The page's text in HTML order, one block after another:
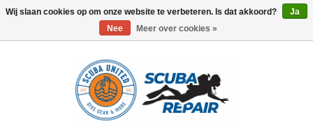
Wij slaan cookies op om onze website te verbeteren. Is dat akkoord?
Ja
Nee
Meer over cookies »